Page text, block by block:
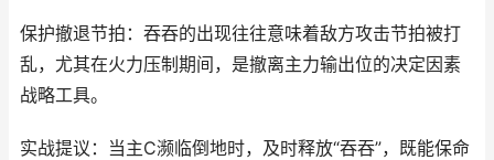
保护撤退节拍：吞吞的出现往往意味着敌方攻击节拍被打
乱，尤其在火力压制期间，是撤离主力输出位的决定因素
战略工具。
实战提议：当主C濒临倒地时，及时释放“吞吞”，既能保命